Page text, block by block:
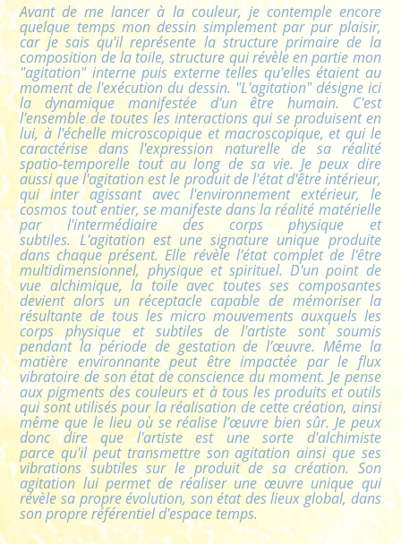
Avant de me lancer à la couleur, je contemple encore
quelque temps mon dessin simplement par pur plaisir,
car je sais qu'il représente la structure primaire de la
composition de la toile, structure qui révèle en partie mon
"agitation" interne puis externe telles qu'elles étaient au
moment de l'exécution du dessin. "L'agitation" désigne ici
la dynamique manifestée d'un être humain. C'est
l'ensemble de toutes les interactions qui se produisent en
lui, à l'échelle microscopique et macroscopique, et qui le
caractérise dans l'expression naturelle de sa réalité
spatio-temporelle tout au long de sa vie. Je peux dire
aussi que l'agitation est le produit de l'état d'être intérieur,
qui inter agissant avec l'environnement extérieur, le
cosmos tout entier, se manifeste dans la réalité matérielle
par l'intermédiaire des corps physique et
subtiles. L'agitation est une signature unique produite
dans chaque présent. Elle révèle l'état complet de l'être
multidimensionnel, physique et spirituel. D'un point de
vue alchimique, la toile avec toutes ses composantes
devient alors un réceptacle capable de mémoriser la
résultante de tous les micro mouvements auxquels les
corps physique et subtiles de l'artiste sont soumis
pendant la période de gestation de l’œuvre. Même la
matière environnante peut être impactée par le flux
vibratoire de son état de conscience du moment. Je pense
aux pigments des couleurs et à tous les produits et outils
qui sont utilisés pour la réalisation de cette création, ainsi
même que le lieu où se réalise l’œuvre bien sûr. Je peux
donc dire que l'artiste est une sorte d'alchimiste
parce qu'il peut transmettre son agitation ainsi que ses
vibrations subtiles sur le produit de sa création. Son
agitation lui permet de réaliser une œuvre unique qui
révèle sa propre évolution, son état des lieux global, dans
son propre référentiel d'espace temps.